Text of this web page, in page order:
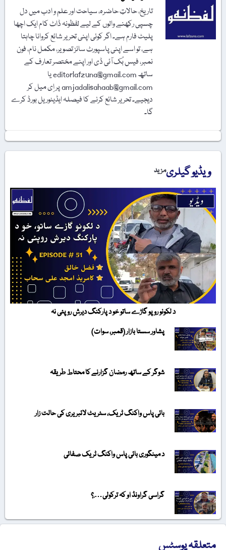
تاریخ، حالاتِ حاضرہ، سیاحت اور علم و ادب میں دل
چسپی رکھنے والوں کے لیے لفظونہ ڈاٹ کام ایک اچھا
پلیٹ فارم ہے۔ اگر کوئی اپنی تحریر شائع کروانا چاہتا
ہے، تو اسے اپنی پاسپورٹ سائز تصویر، مکمل نام، فون
نمبر، فیس بُک آئی ڈی اور اپنے مختصر تعارف کے
ساتھ editorlafzuna@gmail.com یا
amjadalisahaab@gmail.com پر اِی میل کر
دیجیے۔ تحریر شائع کرنے کا فیصلہ ایڈیٹوریل بورڈ کرے
گا۔
ویڈیو گیلریمزید
د لکونو روپو گاڑے ساتو خو د پارکنگ دیرش روپئی نہ
پشاور سستا بازار (قمبر، سوات)
شوگر کے ساتھ رمضان گزارنے کا محتاط طریقہ
بائی پاس واکنگ ٹریک، سٹریٹ لائبریری کی حالت زار
د مینگوری بائی پاس واکنگ ٹریک صفائی
گراسی گراونڈ او کہ ترکولی….؟
متعلقہ پوسٹس